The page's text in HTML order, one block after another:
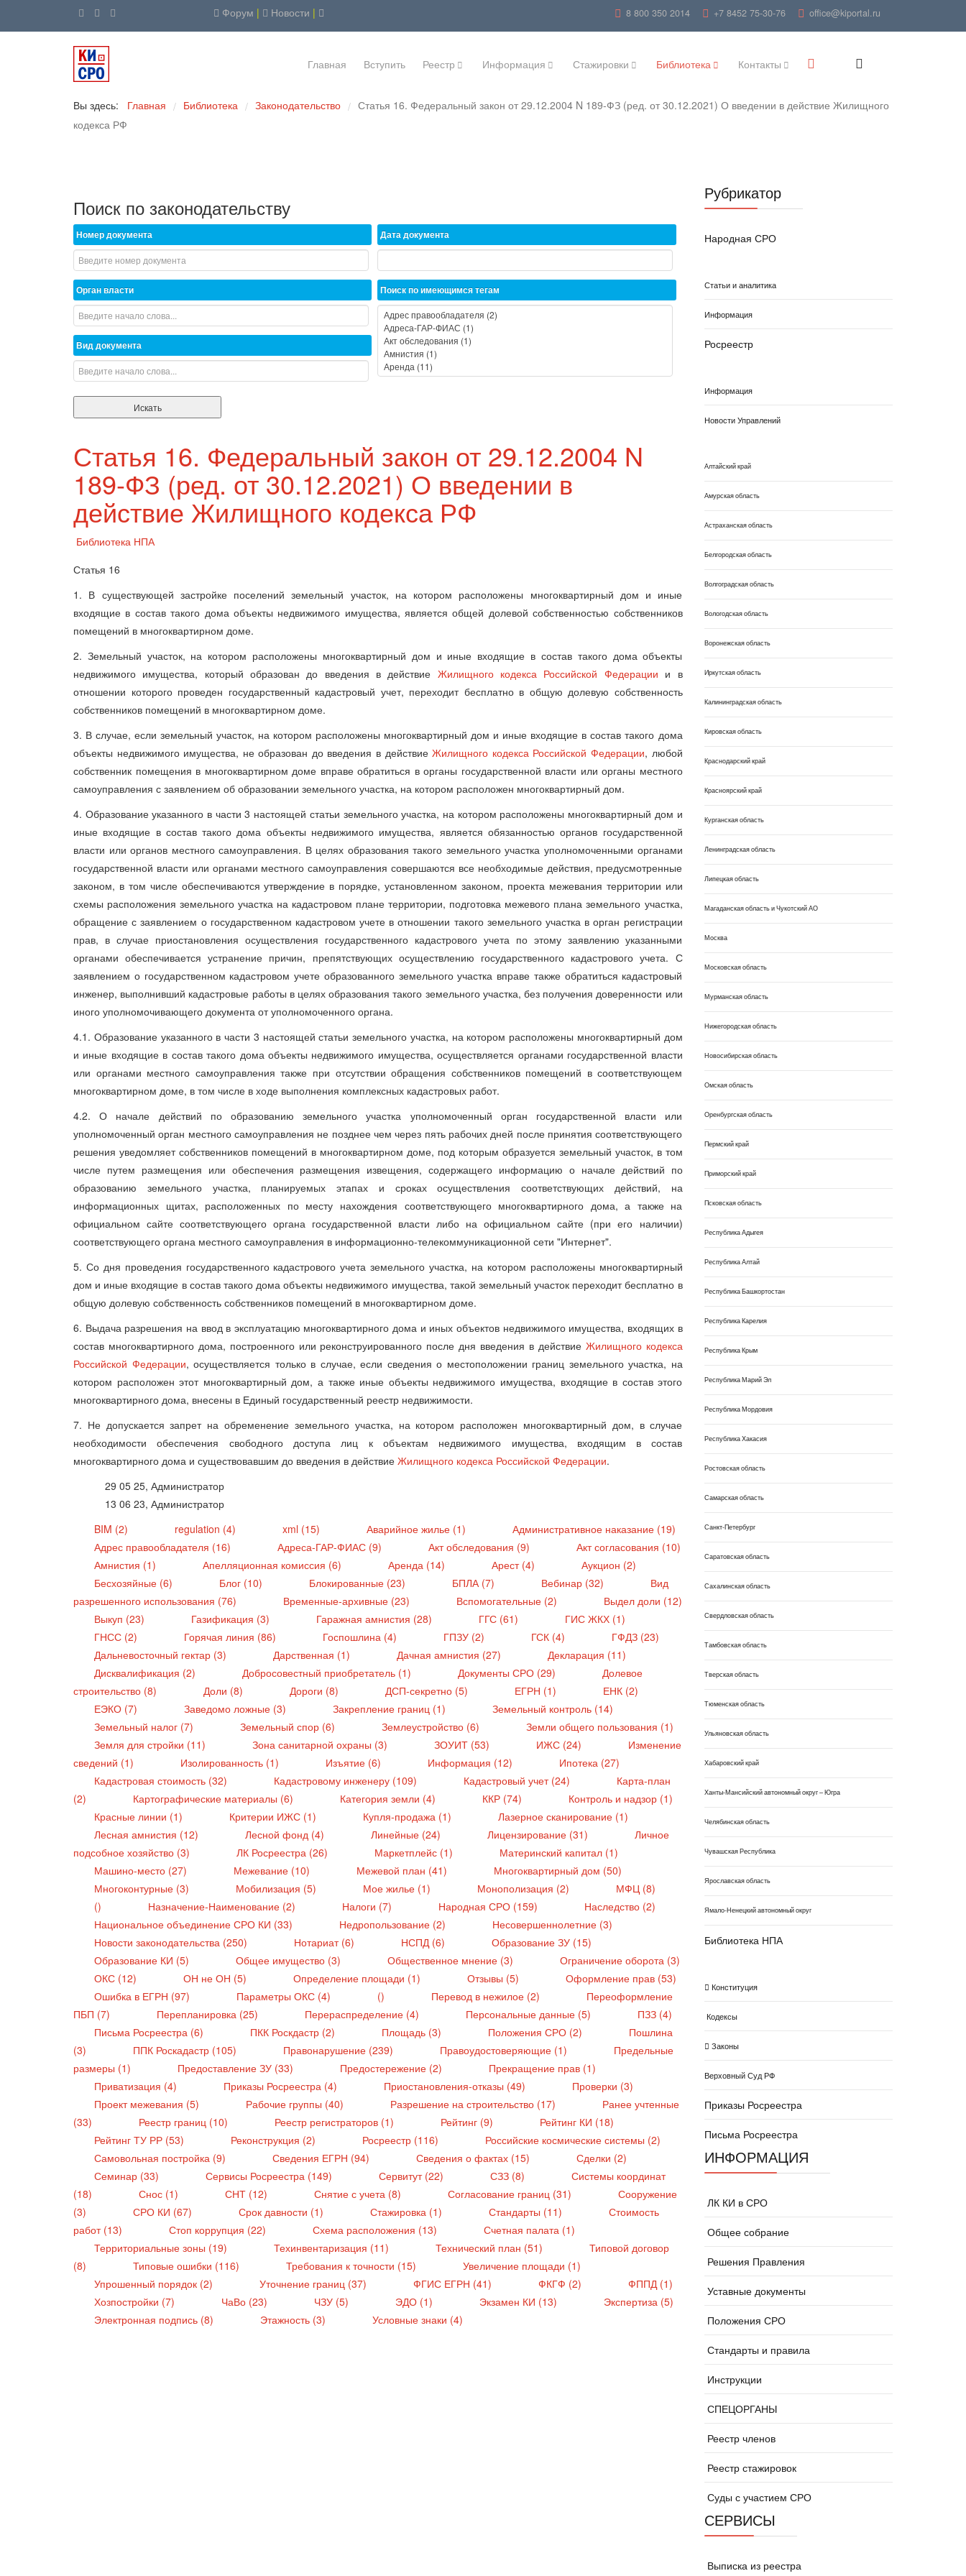
Форум | Новости | 8 800 350 2014 +7 8452 75-30-76 office@kiportal.ru
Главная Вступить Реестр Информация Стажировки Библиотека Контакты
Вы здесь: Главная / Библиотека / Законодательство / Статья 16. Федеральный закон от 29.12.2004 N 189-ФЗ (ред. от 30.12.2021) О введении в действие Жилищного
кодекса РФ
Поиск по законодательству
Номер документа
Орган власти
Вид документа
Дата документа
Поиск по имеющимся тегам
Статья 16. Федеральный закон от 29.12.2004 N
189-ФЗ (ред. от 30.12.2021) О введении в
действие Жилищного кодекса РФ
Библиотека НПА
Статья 16
1. В существующей застройке поселений земельный участок, на котором расположены многоквартирный дом и иные
входящие в состав такого дома объекты недвижимого имущества, является общей долевой собственностью собственников
помещений в многоквартирном доме.
2. Земельный участок, на котором расположены многоквартирный дом и иные входящие в состав такого дома объекты
недвижимого имущества, который образован до введения в действие Жилищного кодекса Российской Федерации и в
отношении которого проведен государственный кадастровый учет, переходит бесплатно в общую долевую собственность
собственников помещений в многоквартирном доме.
3. В случае, если земельный участок, на котором расположены многоквартирный дом и иные входящие в состав такого дома
объекты недвижимого имущества, не образован до введения в действиеЖилищного кодекса Российской Федерации, любой
собственник помещения в многоквартирном доме вправе обратиться в органы государственной власти или органы местного
самоуправления с заявлением об образовании земельного участка, на котором расположен многоквартирный дом.
4. Образование указанного в части 3 настоящей статьи земельного участка, на котором расположены многоквартирный дом и
иные входящие в состав такого дома объекты недвижимого имущества, является обязанностью органов государственной
власти или органов местного самоуправления. В целях образования такого земельного участка уполномоченными органами
государственной власти или органами местного самоуправления совершаются все необходимые действия, предусмотренные
законом, в том числе обеспечиваются утверждение в порядке, установленном законом, проекта межевания территории или
схемы расположения земельного участка на кадастровом плане территории, подготовка межевого плана земельного участка,
обращение с заявлением о государственном кадастровом учете в отношении такого земельного участка в орган регистрации
прав, в случае приостановления осуществления государственного кадастрового учета по этому заявлению указанными
органами обеспечивается устранение причин, препятствующих осуществлению государственного кадастрового учета. С
заявлением о государственном кадастровом учете образованного земельного участка вправе также обратиться кадастровый
инженер, выполнивший кадастровые работы в целях образования такого земельного участка, без получения доверенности или
иного уполномочивающего документа от уполномоченного органа.
4.1. Образование указанного в части 3 настоящей статьи земельного участка, на котором расположены многоквартирный дом
и иные входящие в состав такого дома объекты недвижимого имущества, осуществляется органами государственной власти
или органами местного самоуправления также при отсутствии обращения собственников помещений в соответствующем
многоквартирном доме, в том числе в ходе выполнения комплексных кадастровых работ.
4.2. О начале действий по образованию земельного участка уполномоченный орган государственной власти или
уполномоченный орган местного самоуправления не позднее чем через пять рабочих дней после принятия соответствующего
решения уведомляет собственников помещений в многоквартирном доме, под которым образуется земельный участок, в том
числе путем размещения или обеспечения размещения извещения, содержащего информацию о начале действий по
образованию земельного участка, планируемых этапах и сроках осуществления соответствующих действий, на
информационных щитах, расположенных по месту нахождения соответствующего многоквартирного дома, а также на
официальном сайте соответствующего органа государственной власти либо на официальном сайте (при его наличии)
соответствующего органа местного самоуправления в информационно-телекоммуникационной сети "Интернет".
5. Со дня проведения государственного кадастрового учета земельного участка, на котором расположены многоквартирный
дом и иные входящие в состав такого дома объекты недвижимого имущества, такой земельный участок переходит бесплатно в
общую долевую собственность собственников помещений в многоквартирном доме.
6. Выдача разрешения на ввод в эксплуатацию многоквартирного дома и иных объектов недвижимого имущества, входящих в
состав многоквартирного дома, построенного или реконструированного после дня введения в действие Жилищного кодекса
Российской Федерации, осуществляется только в случае, если сведения о местоположении границ земельного участка, на
котором расположен этот многоквартирный дом, а также иные объекты недвижимого имущества, входящие в состав этого
многоквартирного дома, внесены в Единый государственный реестр недвижимости.
7. Не допускается запрет на обременение земельного участка, на котором расположен многоквартирный дом, в случае
необходимости обеспечения свободного доступа лиц к объектам недвижимого имущества, входящим в состав
многоквартирного дома и существовавшим до введения в действие Жилищного кодекса Российской Федерации.
29 05 25, Администратор
13 06 23, Администратор
BIM (2)
regulation (4) xml (15) Аварийное жилье (1)
Административное наказание (19)
Адрес правообладателя (16)
Адреса-ГАР-ФИАС (9) Акт обследования (9)
Акт согласования (10)
Амнистия (1)
Апелляционная комиссия (6) Аренда (14) Арест (4)
Аукцион (2)
Бесхозяйные (6)
Блог (10) Блокированные (23) БПЛА (7) Вебинар (32)
Вид
разрешенного использования (76)
Временные-архивные (23) Вспомогательные (2)
Выдел доли (12)
Выкуп (23)
Газификация (3) Гаражная амнистия (28) ГГС (61)
ГИС ЖКХ (1)
ГНСС (2)
Горячая линия (86) Госпошлина (4) ГПЗУ (2) ГСК (4)
ГФДЗ (23)
Дальневосточный гектар (3)
Дарственная (1) Дачная амнистия (27)
Декларация (11)
Дисквалификация (2)
Добросовестный приобретатель (1) Документы СРО (29)
Долевое
строительство (8)
Доли (8) Дороги (8) ДСП-секретно (5) ЕГРН (1)
ЕНК (2)
ЕЭКО (7)
Заведомо ложные (3) Закрепление границ (1)
Земельный контроль (14)
Земельный налог (7)
Земельный спор (6) Землеустройство (6)
Земли общего пользования (1)
Земля для стройки (11)
Зона санитарной охраны (3) ЗОУИТ (53) ИЖС (24)
Изменение
сведений (1)
Изолированность (1) Изъятие (6) Информация (12)
Ипотека (27)
Кадастровая стоимость (32)
Кадастровому инженеру (109) Кадастровый учет (24)
Карта-план
(2)
Картографические материалы (6) Категория земли (4) ККР (74)
Контроль и надзор (1)
Красные линии (1)
Критерии ИЖС (1) Купля-продажа (1)
Лазерное сканирование (1)
Лесная амнистия (12)
Лесной фонд (4) Линейные (24) Лицензирование (31)
Личное
подсобное хозяйство (3)
ЛК Росреестра (26) Маркетплейс (1)
Материнский капитал (1)
Машино-место (27)
Межевание (10) Межевой план (41)
Многоквартирный дом (50)
Многоконтурные (3)
Мобилизация (5) Мое жилье (1) Монополизация (2)
МФЦ (8)
()
Назначение-Наименование (2) Налоги (7) Народная СРО (159)
Наследство (2)
Национальное объединение СРО КИ (33)
Недропользование (2)
Несовершеннолетние (3)
Новости законодательства (250)
Нотариат (6) НСПД (6)
Образование ЗУ (15)
Образование КИ (5)
Общее имущество (3) Общественное мнение (3)
Ограничение оборота (3)
ОКС (12)
ОН не ОН (5) Определение площади (1) Отзывы (5)
Оформление прав (53)
Ошибка в ЕГРН (97)
Параметры ОКС (4) () Перевод в нежилое (2)
Переоформление
ПБП (7)
Перепланировка (25) Перераспределение (4) Персональные данные (5)
ПЗЗ (4)
Письма Росреестра (6)
ПКК Роскдастр (2) Площадь (3) Положения СРО (2)
Пошлина
(3)
ППК Роскадастр (105) Правонарушение (239) Правоудостоверяющие (1)
Предельные
размеры (1)
Предоставление ЗУ (33) Предостережение (2)
Прекращение прав (1)
Приватизация (4)
Приказы Росреестра (4) Приостановления-отказы (49)
Проверки (3)
Проект межевания (5)
Рабочие группы (40) Разрешение на строительство (17)
Ранее учтенные
(33)
Реестр границ (10) Реестр регистраторов (1) Рейтинг (9)
Рейтинг КИ (18)
Рейтинг ТУ РР (53)
Реконструкция (2) Росреестр (116)
Российские космические системы (2)
Самовольная постройка (9)
Сведения ЕГРН (94) Сведения о фактах (15)
Сделки (2)
Семинар (33)
Сервисы Росреестра (149) Сервитут (22) СЗЗ (8)
Системы координат
(18)
Снос (1) СНТ (12) Снятие с учета (8) Согласование границ (31)
Сооружение
(3)
СРО КИ (67) Срок давности (1) Стажировка (1) Стандарты (11)
Стоимость
работ (13)
Стоп коррупция (22) Схема расположения (13)
Счетная палата (1)
Территориальные зоны (19)
Техинвентаризация (11) Технический план (51)
Типовой договор
(8)
Типовые ошибки (116) Требования к точности (15)
Увеличение площади (1)
Упрошенный порядок (2)
Уточнение границ (37) ФГИС ЕГРН (41) ФКГФ (2)
ФППД (1)
Хозпостройки (7)
ЧаВо (23) ЧЗУ (5) ЭДО (1) Экзамен КИ (13)
Экспертиза (5)
Электронная подпись (8)
Этажность (3) Условные знаки (4)
Рубрикатор
Народная СРО
Статьи и аналитика
Информация
Росреестр
Информация
Новости Управлений
Алтайский край
Амурская область
Астраханская область
Белгородская область
Волгоградская область
Вологодская область
Воронежская область
Иркутская область
Калининградская область
Кировская область
Краснодарский край
Красноярский край
Курганская область
Ленинградская область
Липецкая область
Магаданская область и Чукотский АО
Москва
Московская область
Мурманская область
Нижегородская область
Новосибирская область
Омская область
Оренбургская область
Пермский край
Приморский край
Псковская область
Республика Адыгея
Республика Алтай
Республика Башкортостан
Республика Карелия
Республика Крым
Республика Марий Эл
Республика Мордовия
Республика Хакасия
Ростовская область
Самарская область
Санкт-Петербург
Саратовская область
Сахалинская область
Свердловская область
Тамбовская область
Тверская область
Тюменская область
Ульяновская область
Хабаровский край
Ханты-Мансийский автономный округ – Югра
Челябинская область
Чувашская Республика
Ярославская область
Ямало-Ненецкий автономный округ
Библиотека НПА
Конституция
Кодексы
Законы
Верховный Суд РФ
Приказы Росреестра
Письма Росреестра
ИНФОРМАЦИЯ
ЛК КИ в СРО
Общее собрание
Решения Правления
Уставные документы
Положения СРО
Стандарты и правила
Инструкции
СПЕЦОРГАНЫ
Реестр членов
Реестр стажировок
Суды с участием СРО
СЕРВИСЫ
Выписка из реестра